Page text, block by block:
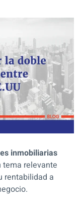
inmobiliarias
tema relevante
rentabilidad a